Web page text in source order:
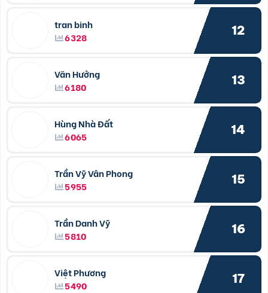
tran binh
6328
12
Văn Hưởng
6180
13
Hùng Nhà Đất
6065
14
Trần Vỹ Vân Phong
5955
15
Trần Danh Vỹ
5810
16
Việt Phương
5490
17